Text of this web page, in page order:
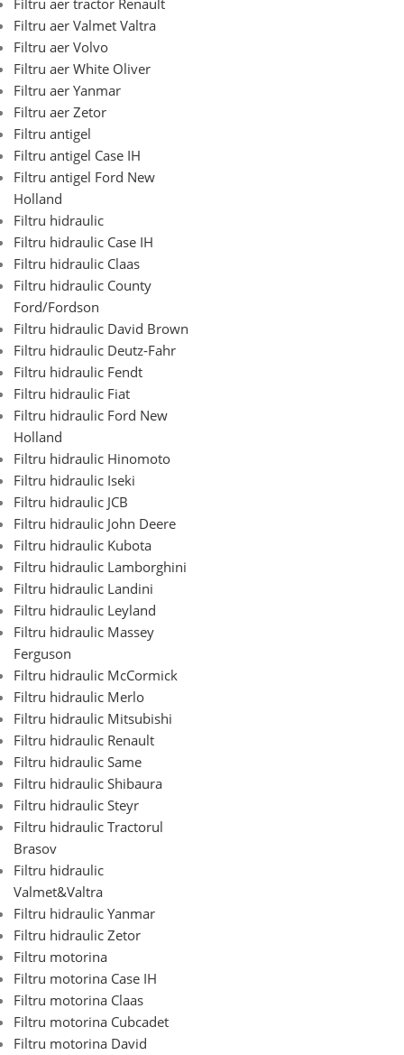
Filtru aer tractor Renault
Filtru aer Valmet Valtra
Filtru aer Volvo
Filtru aer White Oliver
Filtru aer Yanmar
Filtru aer Zetor
Filtru antigel
Filtru antigel Case IH
Filtru antigel Ford New
Holland
Filtru hidraulic
Filtru hidraulic Case IH
Filtru hidraulic Claas
Filtru hidraulic County
Ford/Fordson
Filtru hidraulic David Brown
Filtru hidraulic Deutz-Fahr
Filtru hidraulic Fendt
Filtru hidraulic Fiat
Filtru hidraulic Ford New
Holland
Filtru hidraulic Hinomoto
Filtru hidraulic Iseki
Filtru hidraulic JCB
Filtru hidraulic John Deere
Filtru hidraulic Kubota
Filtru hidraulic Lamborghini
Filtru hidraulic Landini
Filtru hidraulic Leyland
Filtru hidraulic Massey
Ferguson
Filtru hidraulic McCormick
Filtru hidraulic Merlo
Filtru hidraulic Mitsubishi
Filtru hidraulic Renault
Filtru hidraulic Same
Filtru hidraulic Shibaura
Filtru hidraulic Steyr
Filtru hidraulic Tractorul
Brasov
Filtru hidraulic
Valmet&Valtra
Filtru hidraulic Yanmar
Filtru hidraulic Zetor
Filtru motorina
Filtru motorina Case IH
Filtru motorina Claas
Filtru motorina Cubcadet
Filtru motorina David